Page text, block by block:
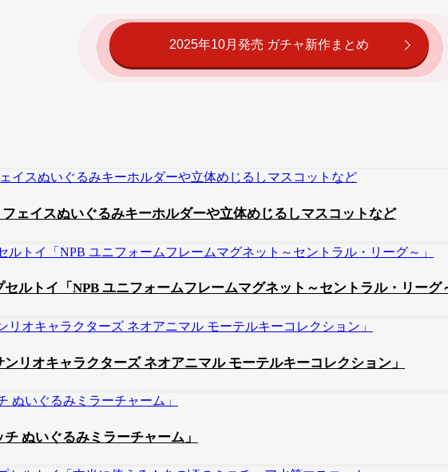
2025年10月発売 ガチャ新作まとめ
ェイスぬいぐるみキーホルダーや立体めじるしマスコットなど
ルトイ「NPB ユニフォームフレームマグネット～セントラル・リーグ
リオキャラクターズ ネオアニマル モーテルキーコレクション」
ぬいぐるみミラーチャーム」